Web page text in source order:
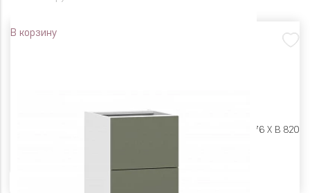
В корзину
Ш 450 X Г 576 X В 820